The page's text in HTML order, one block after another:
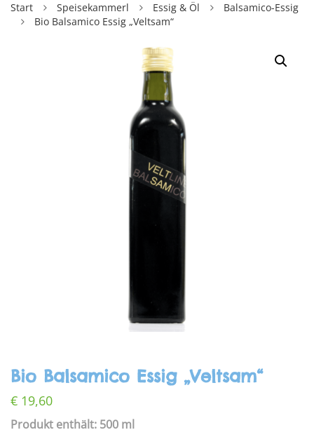
Start Speisekammerl Essig & Öl
Balsamico-Essig
Bio Balsamico Essig „Veltsam“
Bio Balsamico Essig „Veltsam“
€ 19,60
Produkt enthält: 500 ml